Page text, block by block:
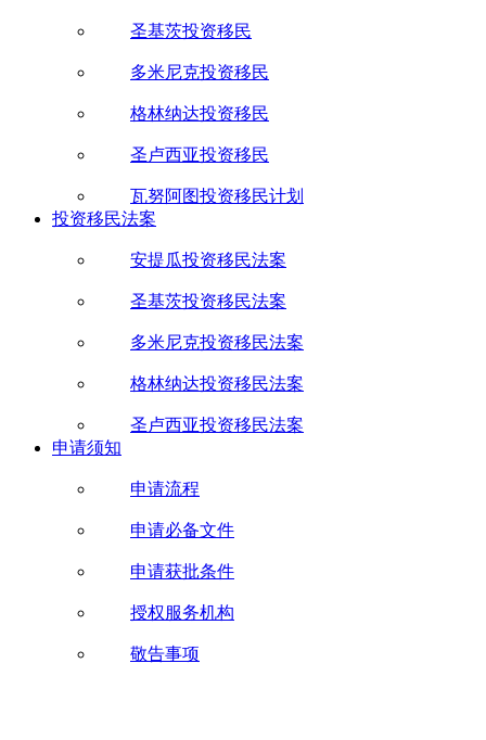
圣基茨投资移民
多米尼克投资移民
格林纳达投资移民
圣卢西亚投资移民
瓦努阿图投资移民计划
投资移民法案
安提瓜投资移民法案
圣基茨投资移民法案
多米尼克投资移民法案
格林纳达投资移民法案
圣卢西亚投资移民法案
申请须知
申请流程
申请必备文件
申请获批条件
授权服务机构
敬告事项